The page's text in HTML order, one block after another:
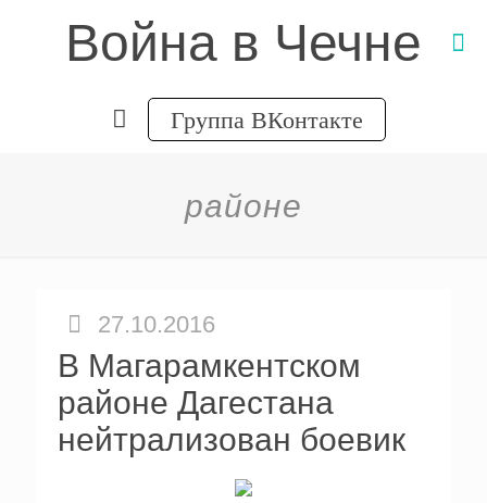
Война в Чечне
Группа ВКонтакте
районе
27.10.2016
В Магарамкентском
районе Дагестана
нейтрализован боевик